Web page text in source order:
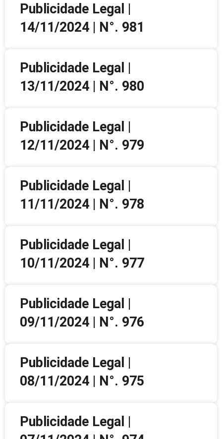
Publicidade Legal |
14/11/2024 | N°. 981
Publicidade Legal |
13/11/2024 | N°. 980
Publicidade Legal |
12/11/2024 | N°. 979
Publicidade Legal |
11/11/2024 | N°. 978
Publicidade Legal |
10/11/2024 | N°. 977
Publicidade Legal |
09/11/2024 | N°. 976
Publicidade Legal |
08/11/2024 | N°. 975
Publicidade Legal |